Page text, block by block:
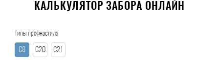
КАЛЬКУЛЯТОР ЗАБОРА ОНЛАЙН
Типы профнастила
С8 С20 С21